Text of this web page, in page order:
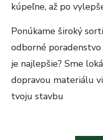
kúpeľne, až po
Ponúkame široký
odborné
je najlepšie? Sme
dopravou materiálu
tvoju stavbu